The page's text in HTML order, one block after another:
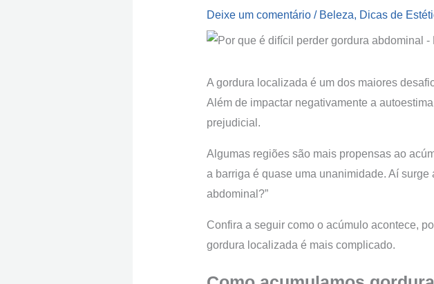
Deixe um comentário / Beleza, Dicas de
A gordura localizada é um dos maiores
Além de impactar negativamente a
prejudicial.
Algumas regiões são mais propensas ao
a barriga é quase uma unanimidade. Aí
abdominal?”
Confira a seguir como o acúmulo acontece,
gordura localizada é mais complicado.